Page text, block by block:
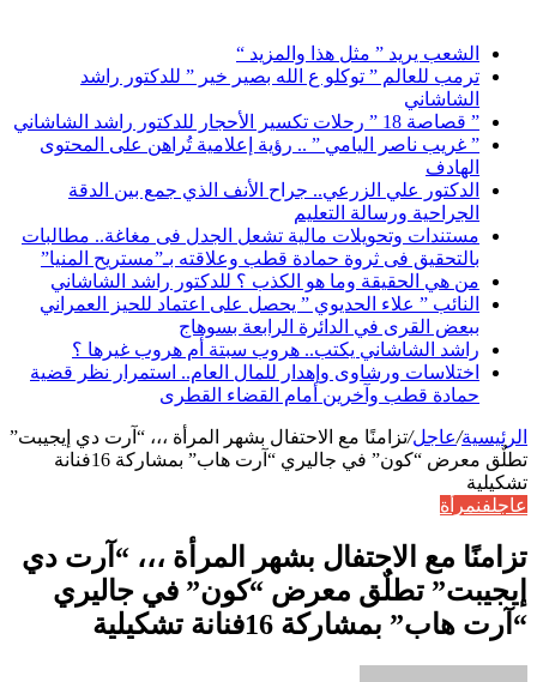
الشعب يريد ” مثل هذا والمزيد “
ترمب للعالم ” توكلو ع الله بصير خير ” للدكتور راشد
الشاشاني
” قصاصة 18 ” رحلات تكسير الأحجار للدكتور راشد الشاشاني
” غريب ناصر اليامي ” .. رؤية إعلامية تُراهن على المحتوى
الهادف
الدكتور علي الزرعي.. جراح الأنف الذي جمع بين الدقة
الجراحية ورسالة التعليم
مستندات وتحويلات مالية تشعل الجدل فى مغاغة.. مطالبات
بالتحقيق فى ثروة حمادة قطب وعلاقته بـ”مستريح المنيا”
من هي الحقيقة وما هو الكذب ؟ للدكتور راشد الشاشاني
النائب ” علاء الحديوي ” يحصل على اعتماد للحيز العمراني
ببعض القرى في الدائرة الرابعة بسوهاج
راشد الشاشاني يكتب.. هروب سبتة أم هروب غيرها ؟
اختلاسات ورشاوى وإهدار للمال العام.. استمرار نظر قضية
حمادة قطب وآخرين أمام القضاء القطرى
الرئيسية/عاجل/تزامنًا مع الاحتفال بشهر المرأة ،،، “آرت دي إيجيبت”
تطلٌق معرض “كون” في جاليري “آرت هاب” بمشاركة 16فنانة
تشكيلية
عاجلفنمرأة
تزامنًا مع الاحتفال بشهر المرأة ،،، “آرت دي
إيجيبت” تطلٌق معرض “كون” في جاليري
“آرت هاب” بمشاركة 16فنانة تشكيلية